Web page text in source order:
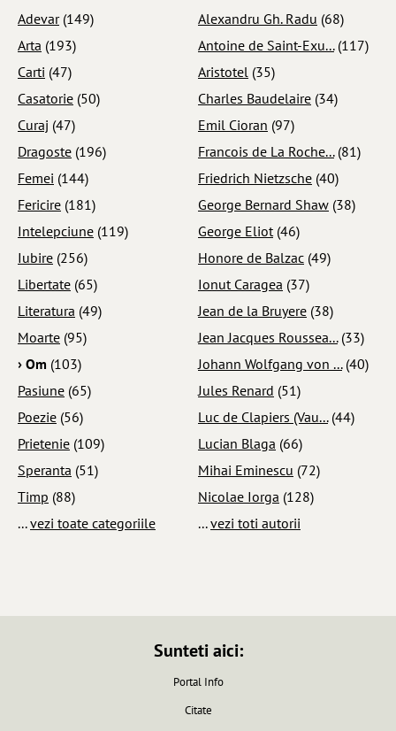
Adevar(149)
Arta (193)
Carti (47)
Casatorie (50)
Curaj (47)
Dragoste (196)
Femei (144)
Fericire (181)
Intelepciune (119)
Iubire (256)
Libertate (65)
Literatura (49)
Moarte (95)
› Om (103)
Pasiune (65)
Poezie (56)
Prietenie (109)
Speranta (51)
Timp (88)
...vezi toate categoriile
Alexandru Gh. Radu (68)
Antoine de Saint-Exu...(117)
Aristotel (35)
Charles Baudelaire (34)
Emil Cioran (97)
Francois de La Roche...(81)
Friedrich Nietzsche (40)
George Bernard Shaw (38)
George Eliot (46)
Honore de Balzac (49)
Ionut Caragea (37)
Jean de la Bruyere (38)
Jean Jacques Roussea...(33)
Johann Wolfgang von ...(40)
Jules Renard (51)
Luc de Clapiers (Vau...(44)
Lucian Blaga (66)
Mihai Eminescu (72)
Nicolae Iorga (128)
...vezi toti autorii
Sunteti aici:
Portal Info
Citate